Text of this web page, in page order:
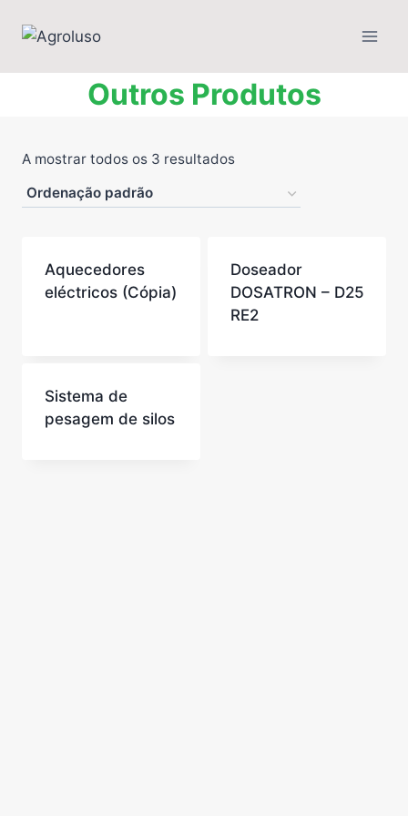
Outros Produtos
A mostrar todos os 3 resultados
Aquecedores
eléctricos (Cópia)
Doseador
DOSATRON – D25
RE2
Sistema de
pesagem de silos